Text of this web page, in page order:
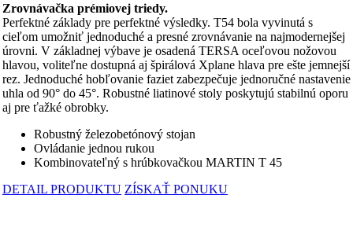
Zrovnávačka prémiovej triedy.
Perfektné základy pre perfektné výsledky. T54 bola vyvinutá s
cieľom umožniť jednoduché a presné zrovnávanie na najmodernejšej
úrovni. V základnej výbave je osadená TERSA oceľovou nožovou
hlavou, voliteľne dostupná aj špirálová Xplane hlava pre ešte jemnejší
rez. Jednoduché hobľovanie faziet zabezpečuje jednoručné nastavenie
uhla od 90° do 45°. Robustné liatinové stoly poskytujú stabilnú oporu
aj pre ťažké obrobky.
Robustný železobetónový stojan
Ovládanie jednou rukou
Kombinovateľný s hrúbkovačkou MARTIN T 45
DETAIL PRODUKTU ZÍSKAŤ PONUKU